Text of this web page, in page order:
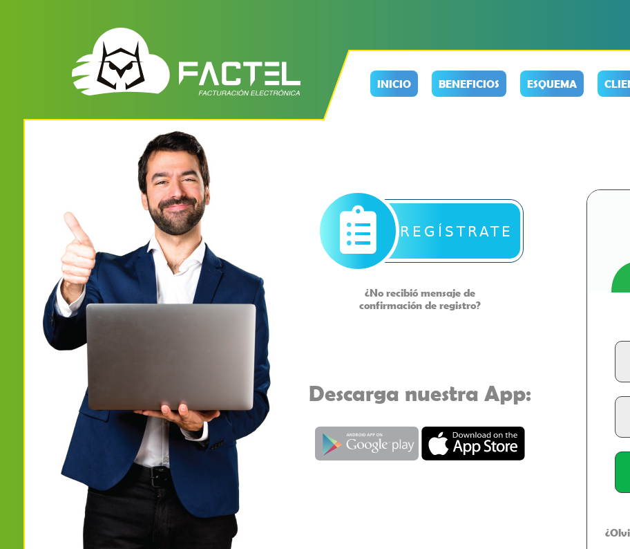
INICIO BENEFICIOS ESQUEMA
REGÍSTRATE
¿No recibió mensaje de
confirmación de registro?
Descarga nuestra App: